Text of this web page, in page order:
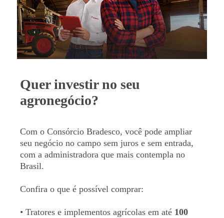
Quer investir no seu
agronegócio?
Com o Consórcio Bradesco, você pode ampliar
seu negócio no campo sem juros e sem entrada,
com a administradora que mais contempla no
Brasil.
Confira o que é possível comprar:
• Tratores e implementos agrícolas em até 100